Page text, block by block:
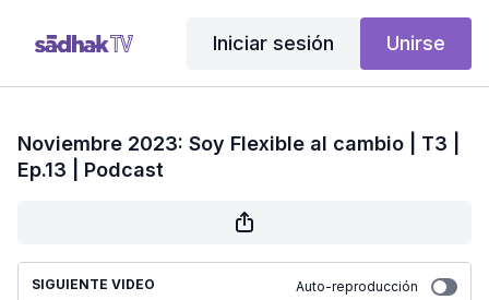
Iniciar sesión Unirse
Noviembre 2023: Soy Flexible al cambio | T3 |
Ep.13 | Podcast
SIGUIENTE VIDEO Auto-reproducción